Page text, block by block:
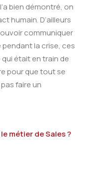
bien démontré, on
humain. D’ailleurs
communiquer
la crise, ces
était en train de
pour que tout se
faire un
métier de Sales ?